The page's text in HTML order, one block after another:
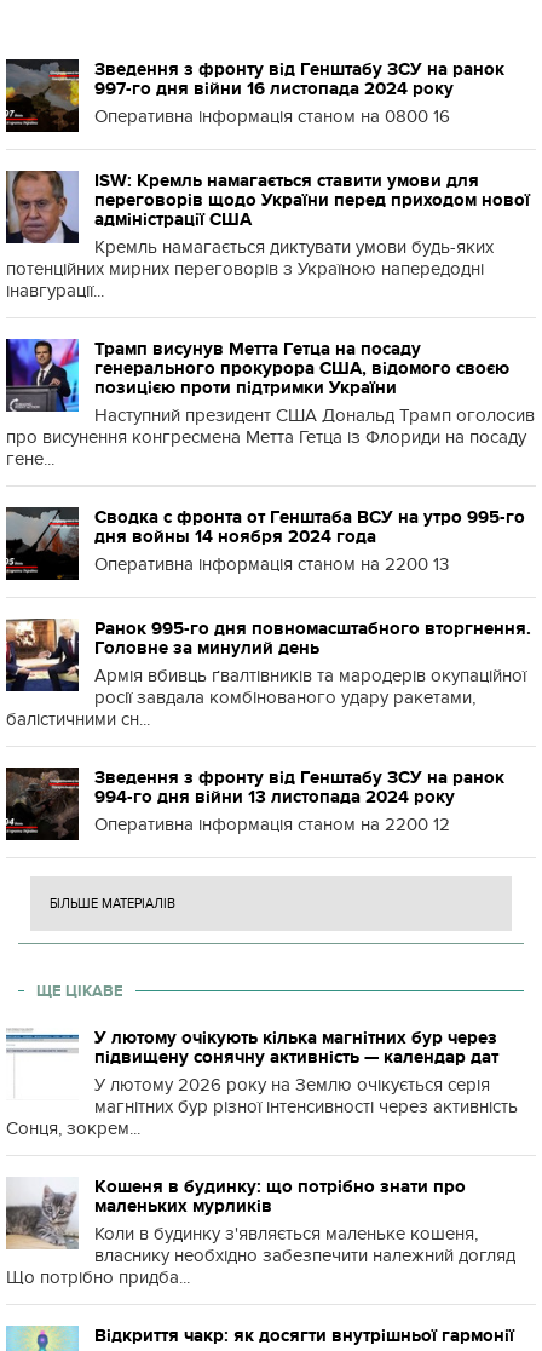
Зведення з фронту від Генштабу ЗСУ на ранок
997-го дня війни 16 листопада 2024 року
Оперативна інформація станом на 0800 16
ISW: Кремль намагається ставити умови для
переговорів щодо України перед приходом нової
адміністрації США
Кремль намагається диктувати умови будь-яких
потенційних мирних переговорів з Україною напередодні
інавгурації...
Трамп висунув Метта Гетца на посаду
генерального прокурора США, відомого своєю
позицією проти підтримки України
Наступний президент США Дональд Трамп оголосив
про висунення конгресмена Метта Гетца із Флориди на посаду
гене...
Сводка с фронта от Генштаба ВСУ на утро 995-го
дня войны 14 ноября 2024 года
Оперативна інформація станом на 2200 13
Ранок 995-го дня повномасштабного вторгнення.
Головне за минулий день
Армія вбивць ґвалтівників та мародерів окупаційної
росії завдала комбінованого удару ракетами,
балістичними сн...
Зведення з фронту від Генштабу ЗСУ на ранок
994-го дня війни 13 листопада 2024 року
Оперативна інформація станом на 2200 12
БІЛЬШЕ МАТЕРІАЛІВ
ЩЕ ЦІКАВЕ
У лютому очікують кілька магнітних бур через
підвищену сонячну активність — календар дат
У лютому 2026 року на Землю очікується серія
магнітних бур різної інтенсивності через активність
Сонця, зокрем...
Кошеня в будинку: що потрібно знати про
маленьких мурликів
Коли в будинку з'являється маленьке кошеня,
власнику необхідно забезпечити належний догляд
Що потрібно придба...
Відкриття чакр: як досягти внутрішньої гармонії